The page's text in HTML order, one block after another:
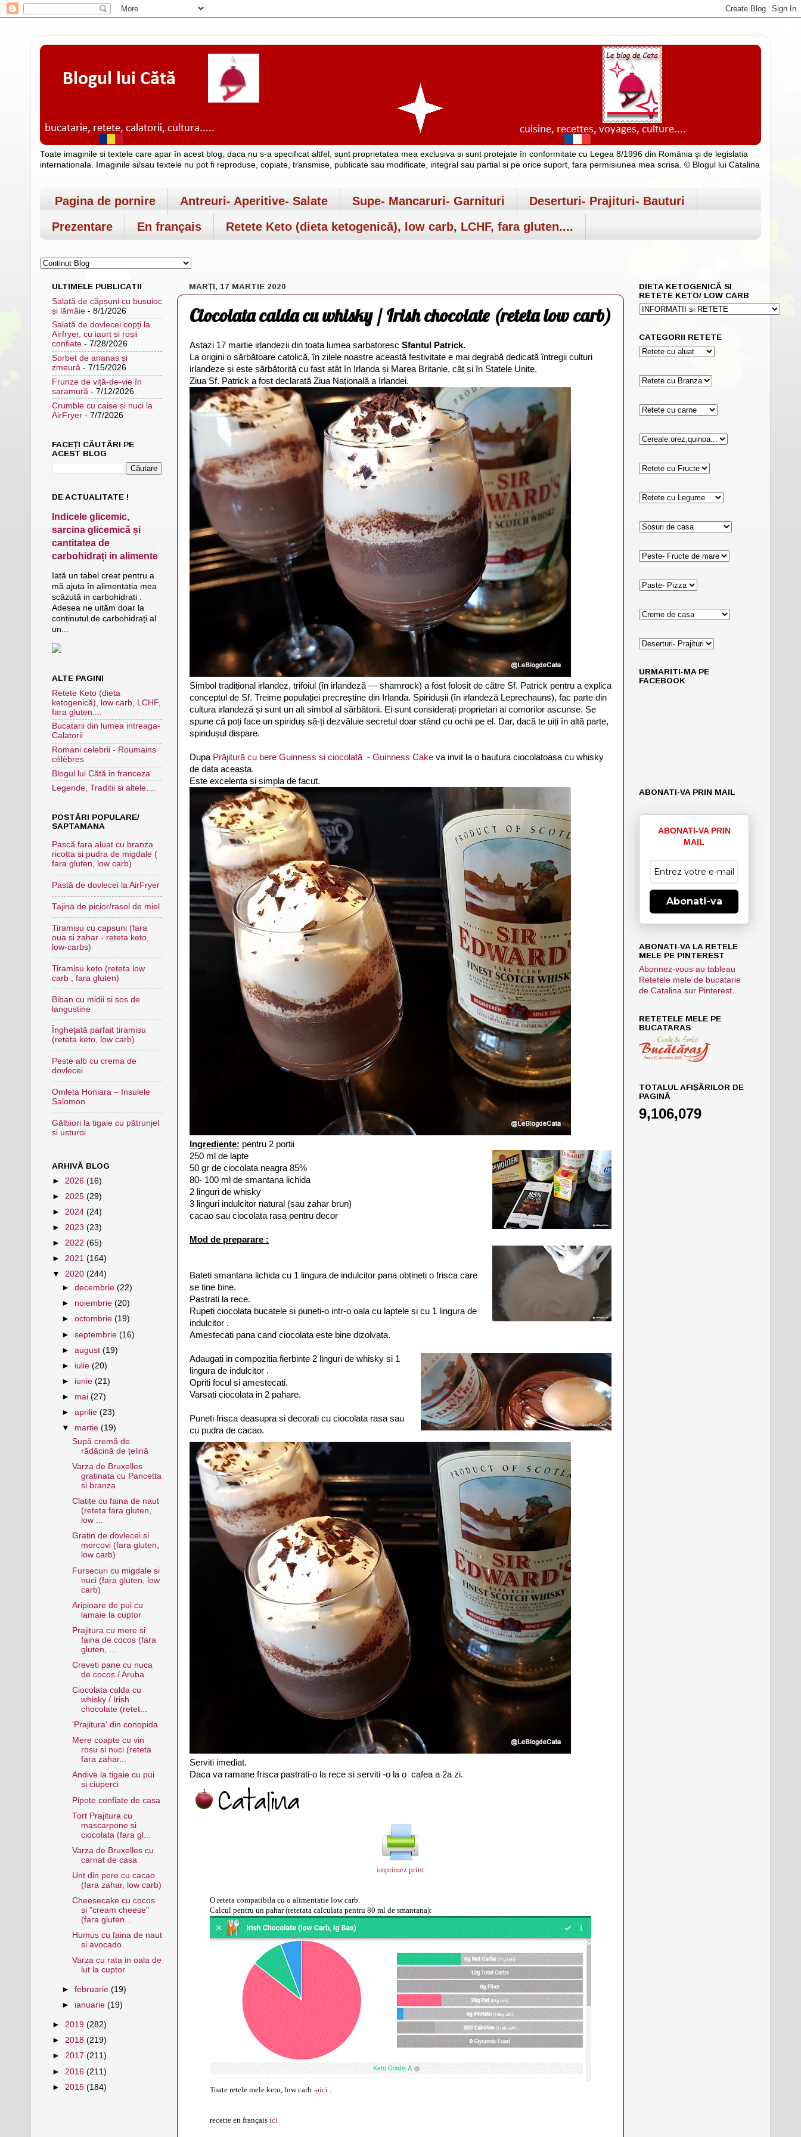
Toate imaginile si textele care apar în acest blog, daca nu s-a specificat altfel, sunt proprietatea mea exclusiva si sunt protejate în conformitate cu Legea 8/1996 din România şi de legislatia
internationala. Imaginile si/sau textele nu pot fi reproduse, copiate, transmise, publicate sau modificate, integral sau partial si pe orice suport, fara permisiunea mea scrisa. © Blogul lui Catalina
Pagina de pornire Antreuri- Aperitive- Salate Supe- Mancaruri- Garnituri
Deserturi- Prajituri- Bauturi
Prezentare
En français Retete Keto (dieta ketogenică), low carb, LCHF, fara gluten....
MARȚI, 17 MARTIE 2020
Ciocolata calda cu whisky / Irish chocolate (reteta low carb)
Astazi 17 martie irlandezii din toata lumea sarbatoresc Sfantul Patrick.
La origini o sărbătoare catolică, în zilele noastre această festivitate e mai degrabă dedicată întregii culturi
irlandeze și este sărbătorită cu fast atât în Irlanda și Marea Britanie, cât și în Statele Unite.
Ziua Sf. Patrick a fost declarată Ziua Națională a Irlandei.
Simbol tradițional irlandez, trifoiul (în irlandeză — shamrock) a fost folosit de către Sf. Patrick pentru a explica
conceptul de Sf. Treime populației precreștine din Irlanda. Spiridușii (în irlandeză Leprechauns), fac parte din
cultura irlandeză și sunt un alt simbol al sărbătorii. Ei sunt considerați proprietari ai comorilor ascunse. Se
spune că poți face un spiriduș să-ți dezvăluie secretul doar stând cu ochii pe el. Dar, dacă te uiți în altă parte,
spiridușul dispare.
Dupa Prăjitură cu bere Guinness si ciocolată - Guinness Cake va invit la o bautura ciocolatoasa cu whisky
de data aceasta.
Este excelenta si simpla de facut.
Ingrediente: pentru 2 portii
250 ml de lapte
50 gr de ciocolata neagra 85%
80- 100 ml de smantana lichida
2 linguri de whisky
3 linguri indulcitor natural (sau zahar brun)
cacao sau ciocolata rasa pentru decor
Mod de preparare :
Bateti smantana lichida cu 1 lingura de indulcitor pana obtineti o frisca care
se tine bine.
Pastrati la rece.
Rupeti ciocolata bucatele si puneti-o intr-o oala cu laptele si cu 1 lingura de
indulcitor .
Amestecati pana cand ciocolata este bine dizolvata.
Adaugati in compozitia fierbinte 2 linguri de whisky si 1
lingura de indulcitor .
Opriti focul si amestecati.
Varsati ciocolata in 2 pahare.
Puneti frisca deasupra si decorati cu ciocolata rasa sau
cu pudra de cacao.
Serviti imediat.
Daca va ramane frisca pastrati-o la rece si serviti -o la o cafea a 2a zi.
imprimez print
O reteta compatibila cu o alimentatie low carb.
Calcul pentru un pahar (retetata calculata pentru 80 ml de smantana):
Toate retele mele keto, low carb -aici .
recette en français ici
ULTIMELE PUBLICATII
Salată de căpșuni cu busuioc
și lămâie - 8/1/2026
Salată de dovlecei copți la
Airfryer, cu iaurt și roșii
confiate - 7/28/2026
Sorbet de ananas și
zmeură - 7/15/2026
Frunze de viță-de-vie în
saramură - 7/12/2026
Crumble cu caise și nuci la
AirFryer - 7/7/2026
FACEȚI CĂUTĂRI PE
ACEST BLOG
DE ACTUALITATE !
Indicele glicemic,
sarcina glicemică și
cantitatea de
carbohidrați in alimente
Iată un tabel creat pentru a
mă ajuta în alimentatia mea
scăzută in carbohidrati .
Adesea ne uităm doar la
conținutul de carbohidrați al
un...
ALTE PAGINI
Retete Keto (dieta
ketogenică), low carb, LCHF,
fara gluten....
Bucatarii din lumea intreaga-
Calatorii
Romani celebrii - Roumains
célèbres
Blogul lui Cătă in franceza
Legende, Traditii si altele....
POSTĂRI POPULARE/
SAPTAMANA
Pască fara aluat cu branza
ricotta si pudra de migdale (
fara gluten, low carb)
Pastă de dovlecei la AirFryer
Tajina de picior/rasol de miel
Tiramisu cu capsuni (fara
oua si zahar - reteta keto,
low-carbs)
Tiramisu keto (reteta low
carb , fara gluten)
Biban cu midii si sos de
langustine
Îngheţată parfait tiramisu
(reteta keto, low carb)
Peste alb cu crema de
dovlecei
Omleta Honiara – Insulele
Salomon
Gălbiori la tigaie cu pătrunjel
si usturoi
ARHIVĂ BLOG
► 2026 (16)
► 2025 (29)
► 2024 (24)
► 2023 (23)
► 2022 (65)
► 2021 (164)
▼ 2020 (244)
►decembrie(22)
► noiembrie(20)
►octombrie(19)
►septembrie(16)
►august(19)
► iulie(20)
► iunie(21)
► mai(27)
►aprilie(23)
▼ martie(19)
Supă cremă de
rădăcină de țelină
Varza de Bruxelles
gratinata cu Pancetta
si branza
Clatite cu faina de naut
(reteta fara gluten,
low ...
Gratin de dovlecei si
morcovi (fara gluten,
low carb)
Fursecuri cu migdale si
nuci (fara gluten, low
carb)
Aripioare de pui cu
lamaie la cuptor
Prajitura cu mere si
faina de cocos (fara
gluten, ...
Creveti pane cu nuca
de cocos / Aruba
Ciocolata calda cu
whisky / Irish
chocolate (retet...
'Prajitura' din conopida
Mere coapte cu vin
rosu si nuci (reteta
fara zahar...
Andive la tigaie cu pui
si ciuperci
Pipote confiate de casa
Tort Prajitura cu
mascarpone si
ciocolata (fara gl...
Varza de Bruxelles cu
carnat de casa
Unt din pere cu cacao
(fara zahar, low carb)
Cheesecake cu cocos
si "cream cheese"
(fara gluten...
Humus cu faina de naut
si avocado
Varza cu rata in oala de
lut la cuptor
►februarie(19)
► ianuarie(19)
► 2019 (282)
► 2018 (219)
► 2017 (211)
► 2016 (211)
► 2015 (184)
DIETA KETOGENICĂ SI
RETETE KETO/ LOW CARB
CATEGORII RETETE
URMARITI-MA PE
FACEBOOK
ABONATI-VA PRIN MAIL
ABONATI-VA PRIN
MAIL
Abonati-va
ABONATI-VA LA RETELE
MELE PE PINTEREST
Abonnez-vous au tableau
Retetele mele de bucatarie
de Catalina sur Pinterest.
RETETELE MELE PE
BUCATARAS
TOTALUL AFIȘĂRILOR DE
PAGINĂ
9,106,079